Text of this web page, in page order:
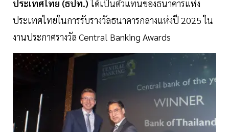
ประเทศไทย (ธปท.)ได้เป็นตัวแทนของธนาคารแห่ง
ประเทศไทยในการรับรางวัลธนาคารกลางแห่งปี 2025 ใน
งานประกาศรางวัล Central Banking Awards